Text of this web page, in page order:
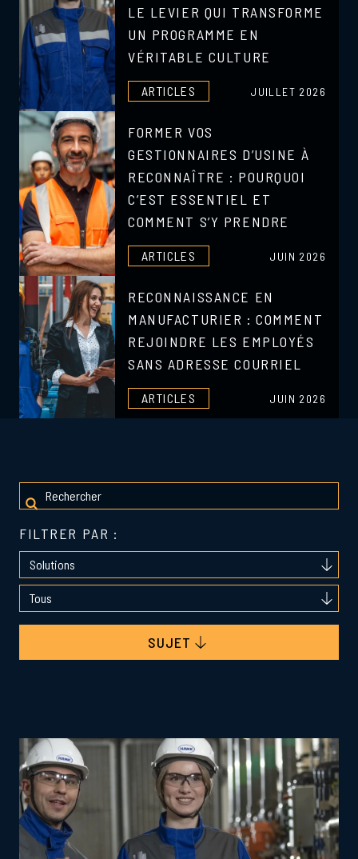
LE LEVIER QUI TRANSFORME
UN PROGRAMME EN
VÉRITABLE CULTURE
ARTICLES JUILLET 2026
FORMER VOS
GESTIONNAIRES D’USINE À
RECONNAÎTRE : POURQUOI
C’EST ESSENTIEL ET
COMMENT S’Y PRENDRE
ARTICLES JUIN 2026
RECONNAISSANCE EN
MANUFACTURIER : COMMENT
REJOINDRE LES EMPLOYÉS
SANS ADRESSE COURRIEL
ARTICLES JUIN 2026
FILTRER PAR :
SUJET